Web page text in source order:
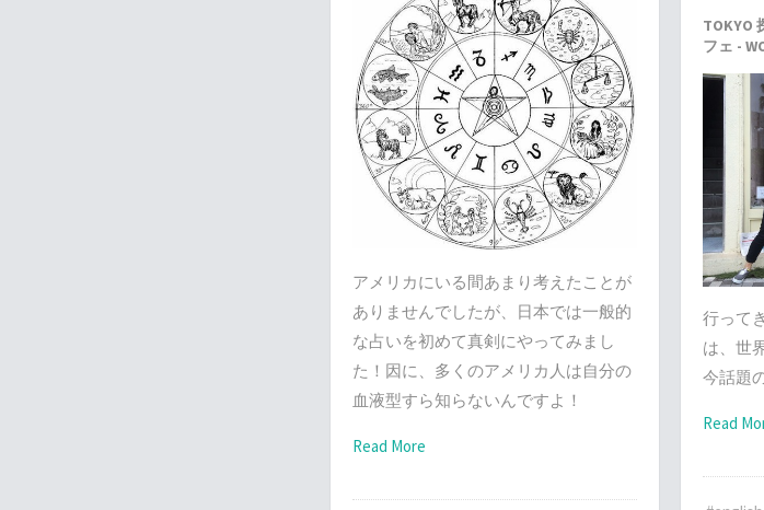
アメリカにいる間あまり考えたことが
ありませんでしたが、日本では一般的
な占いを初めて真剣にやってみまし
た！因に、多くのアメリカ人は自分の
血液型すら知らないんですよ！
Read More
TOKYO
フェ -
行って
は、世
今話題
Read